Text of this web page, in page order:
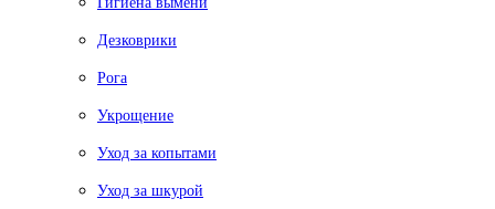
Дезковрики
Рога
Укрощение
Уход за копытами
Уход за шкурой